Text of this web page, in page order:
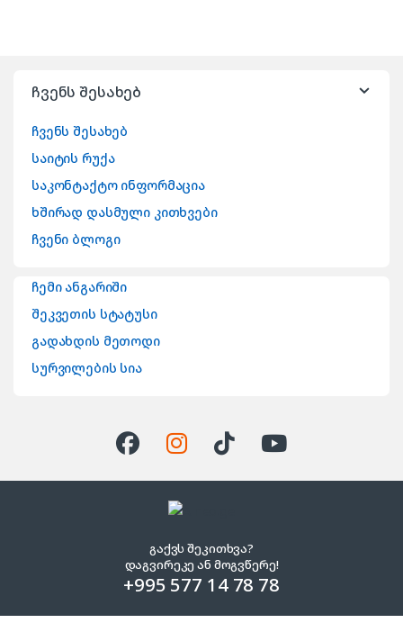
ჩვენს შესახებ
ჩვენს შესახებ
საიტის რუქა
საკონტაქტო ინფორმაცია
ხშირად დასმული კითხვები
ჩვენი ბლოგი
ჩემი ანგარიში
შეკვეთის სტატუსი
გადახდის მეთოდი
სურვილების სია
გაქვს შეკითხვა?
დაგვირეკე ან მოგვწერე!
+995 577 14 78 78